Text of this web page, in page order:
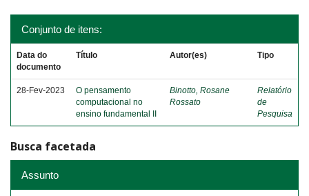
Conjunto de itens:
Data do
documento
Título Autor(es) Tipo
28-Fev-2023
O pensamento
computacional no
ensino fundamental II
Binotto, Rosane
Rossato
Relatório
de
Pesquisa
Busca facetada
Assunto